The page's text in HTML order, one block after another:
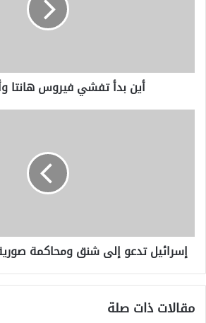
أين بدأ تفشي فيروس هانتا
أكتوبر
إسرائيل تدعو إلى شنق ومحاكمة صورية
مقالات ذات صلة